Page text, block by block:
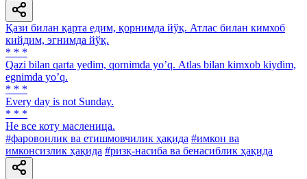
Қази билан қарта едим, қорнимда йўқ. Атлас билан кимхоб
кийдим, эгнимда йўқ.
* * *
Qazi bilan qarta yedim, qornimda yoʼq. Аtlas bilan kimxob kiydim,
egnimda yoʼq.
* * *
Every day is not Sunday.
* * *
He все коту масленица.
#фаровонлик ва етишмовчилик ҳақида #имкон ва
имконсизлик ҳақида #ризқ-насиба ва бенасиблик ҳақида